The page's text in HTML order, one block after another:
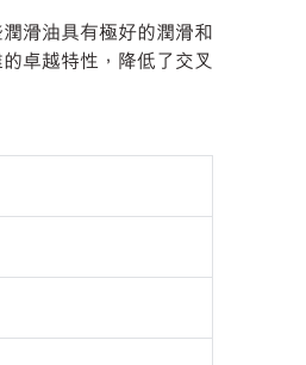
滑油具有極好的潤滑和
卓越特性，降低了交叉